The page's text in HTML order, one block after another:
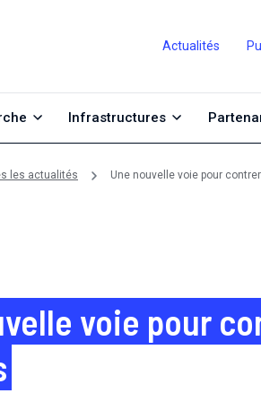
Actualités
Infrastructures
les actualités Une nouvelle voie pour
voie pour